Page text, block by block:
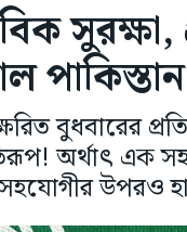
সুরক্ষা,
পাকিস্তান
বুধবারের
অর্থাৎ এক
উপরও